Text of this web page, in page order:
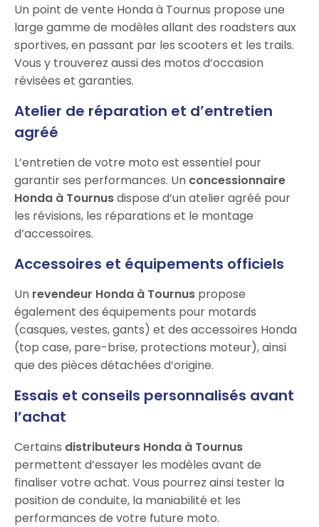
Un point de vente Honda à Tournus propose une
large gamme de modèles allant des roadsters aux
sportives, en passant par les scooters et les trails.
Vous y trouverez aussi des motos d’occasion
révisées et garanties.
Atelier de réparation et d’entretien
agréé
L’entretien de votre moto est essentiel pour
garantir ses performances. Un concessionnaire
Honda à Tournusdispose d’un atelier agréé pour
les révisions, les réparations et le montage
d’accessoires.
Accessoires et équipements officiels
Un revendeur Honda à Tournus propose
également des équipements pour motards
(casques, vestes, gants) et des accessoires Honda
(top case, pare-brise, protections moteur), ainsi
que des pièces détachées d’origine.
Essais et conseils personnalisés avant
l’achat
Certains distributeurs Honda à Tournus
permettent d’essayer les modèles avant de
finaliser votre achat. Vous pourrez ainsi tester la
position de conduite, la maniabilité et les
performances de votre future moto.